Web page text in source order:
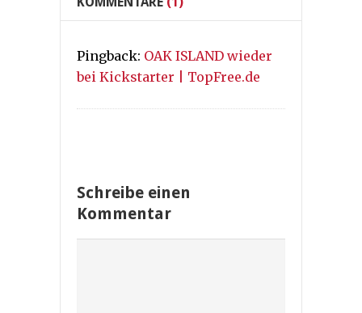
Pingback: OAK ISLAND wieder
bei Kickstarter | TopFree.de
Schreibe einen
Kommentar